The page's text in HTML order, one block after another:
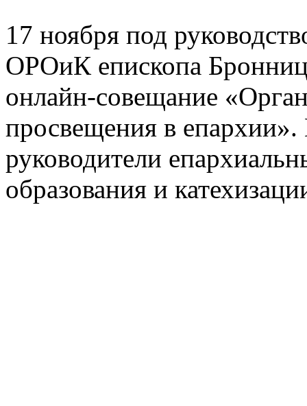
17 ноября под
ОРОиК епископа
онлайн-совещание
просвещения в
руководители
образования и